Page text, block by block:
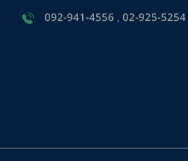
092-941-4556 ,02-925-5254